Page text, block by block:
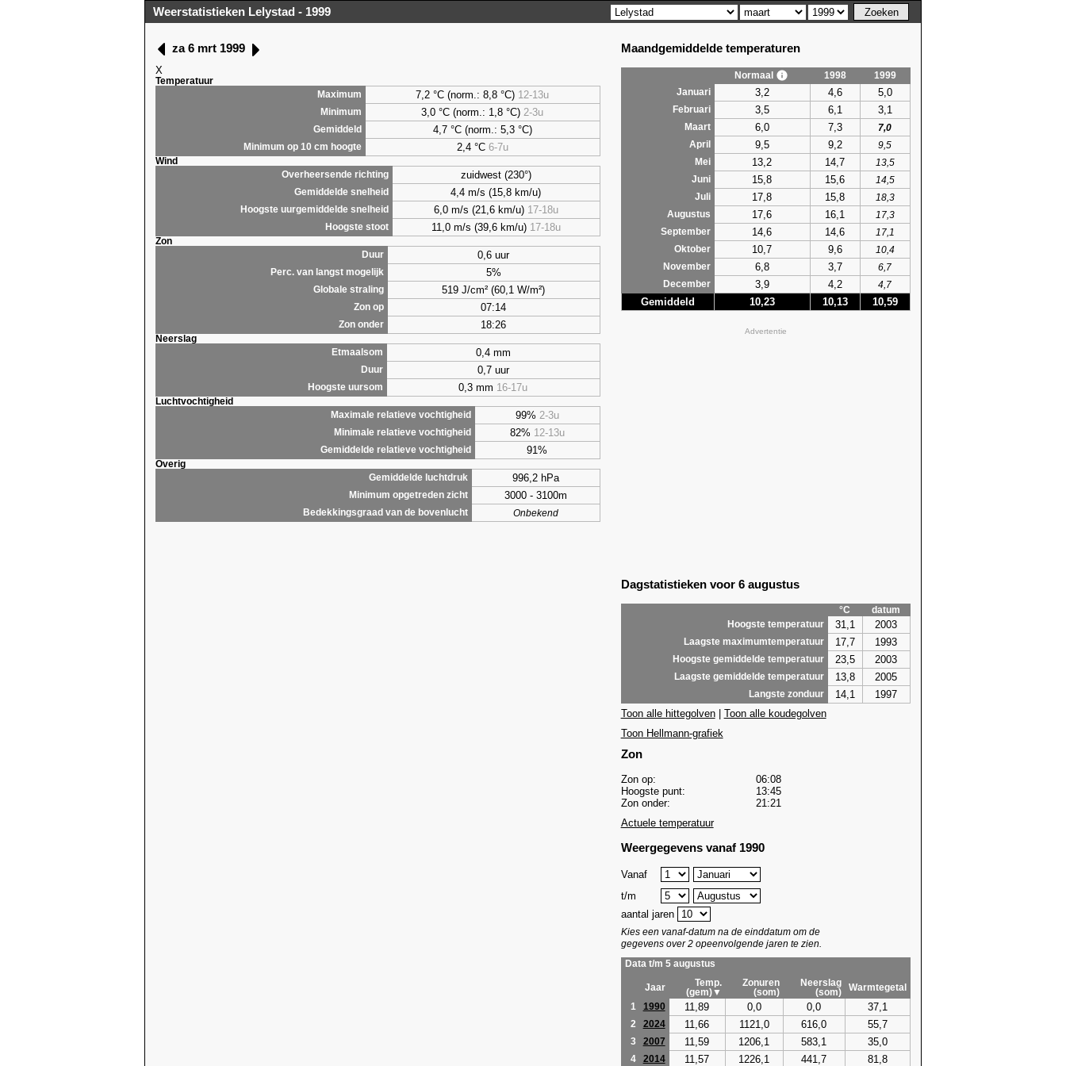
Weerstatistieken Lelystad - 1999
za 6 mrt 1999
X
Temperatuur
Maximum
7,2 °C (norm.: 8,8 °C) 12-13u
Minimum 3,0 °C (norm.: 1,8 °C) 2-3u
Gemiddeld 4,7 °C (norm.: 5,3 °C)
Minimum op 10 cm hoogte 2,4 °C 6-7u
Wind
Overheersende richting
zuidwest (230°)
Gemiddelde snelheid 4,4 m/s (15,8 km/u)
Hoogste uurgemiddelde snelheid 6,0 m/s (21,6 km/u) 17-18u
Hoogste stoot 11,0 m/s (39,6 km/u) 17-18u
Zon
Duur
0,6 uur
Perc. van langst mogelijk 5%
Globale straling 519 J/cm² (60,1 W/m²)
Zon op 07:14
Zon onder 18:26
Neerslag
Etmaalsom
0,4 mm
Duur 0,7 uur
Hoogste uursom 0,3 mm 16-17u
Luchtvochtigheid
Maximale relatieve vochtigheid
99% 2-3u
Minimale relatieve vochtigheid 82% 12-13u
Gemiddelde relatieve vochtigheid 91%
Overig
Gemiddelde luchtdruk
996,2 hPa
Minimum opgetreden zicht 3000 - 3100m
Bedekkingsgraad van de bovenlucht Onbekend
Maandgemiddelde temperaturen
Normaal 1998
1999
Januari
3,2 4,6 5,0
Februari 3,5 6,1 3,1
Maart 6,0 7,3
7,0
April
9,5 9,2
9,5
Mei
13,2 14,7
13,5
Juni
15,8 15,6
14,5
Juli
17,8 15,8
18,3
Augustus
17,6 16,1
17,3
September
14,6 14,6
17,1
Oktober
10,7 9,6
10,4
November
6,8 3,7
6,7
December
3,9 4,2 4,7
Gemiddeld 10,23 10,13 10,59
Advertentie
Dagstatistieken voor 6 augustus
°C
datum
Hoogste temperatuur
31,1 2003
Laagste maximumtemperatuur 17,7 1993
Hoogste gemiddelde temperatuur 23,5 2003
Laagste gemiddelde temperatuur 13,8 2005
Langste zonduur 14,1
1997
Toon alle hittegolven| Toon alle koudegolven
Toon Hellmann-grafiek
Zon
Zon op:
06:08
Hoogste punt:
13:45
Zon onder:
21:21
Actuele temperatuur
Weergegevens vanaf 1990
Vanaf
t/m
aantal jaren
Kies een vanaf-datum na de einddatum om de
gegevens over 2 opeenvolgende jaren te zien.
Data t/m 5 augustus
Jaar
Temp.
(gem)▼
Zonuren
(som)
Neerslag
(som)
Warmtegetal
1
1990 11,89 0,0 0,0 37,1
2 2024 11,66 1121,0 616,0 55,7
3 2007 11,59 1206,1 583,1 35,0
4 2014 11,57 1226,1 441,7 81,8